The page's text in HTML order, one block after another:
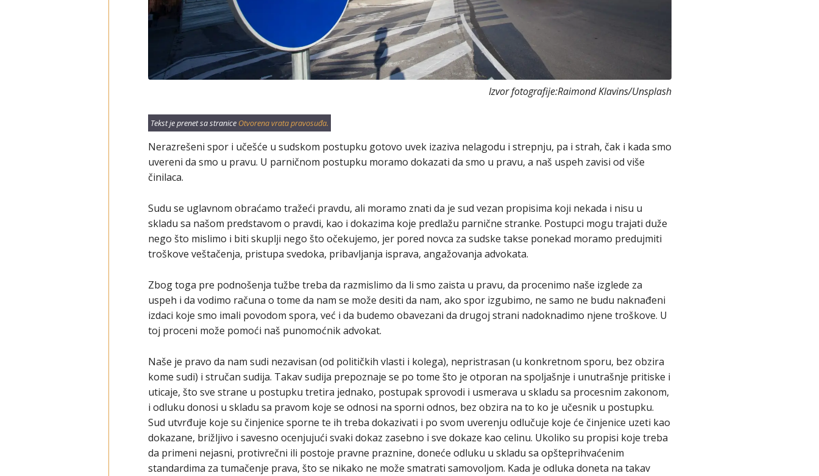
Izvor fotografije:Raimond Klavins/Unsplash
Tekst je prenet sa stranice Otvorena vrata pravosuđa.
Nerazrešeni spor i učešće u sudskom postupku gotovo uvek izaziva nelagodu i strepnju, pa i strah, čak i kada smo
uvereni da smo u pravu. U parničnom postupku moramo dokazati da smo u pravu, a naš uspeh zavisi od više
činilaca.
Sudu se uglavnom obraćamo tražeći pravdu, ali moramo znati da je sud vezan propisima koji nekada i nisu u
skladu sa našom predstavom o pravdi, kao i dokazima koje predlažu parnične stranke. Postupci mogu trajati duže
nego što mislimo i biti skuplji nego što očekujemo, jer pored novca za sudske takse ponekad moramo predujmiti
troškove veštačenja, pristupa svedoka, pribavljanja isprava, angažovanja advokata.
Zbog toga pre podnošenja tužbe treba da razmislimo da li smo zaista u pravu, da procenimo naše izglede za
uspeh i da vodimo računa o tome da nam se može desiti da nam, ako spor izgubimo, ne samo ne budu naknađeni
izdaci koje smo imali povodom spora, već i da budemo obavezani da drugoj strani nadoknadimo njene troškove. U
toj proceni može pomoći naš punomoćnik advokat.
Naše je pravo da nam sudi nezavisan (od političkih vlasti i kolega), nepristrasan (u konkretnom sporu, bez obzira
kome sudi) i stručan sudija. Takav sudija prepoznaje se po tome što je otporan na spoljašnje i unutrašnje pritiske i
uticaje, što sve strane u postupku tretira jednako, postupak sprovodi i usmerava u skladu sa procesnim zakonom,
i odluku donosi u skladu sa pravom koje se odnosi na sporni odnos, bez obzira na to ko je učesnik u postupku.
Sud utvrđuje koje su činjenice sporne te ih treba dokazivati i po svom uverenju odlučuje koje će činjenice uzeti kao
dokazane, brižljivo i savesno ocenjujući svaki dokaz zasebno i sve dokaze kao celinu. Ukoliko su propisi koje treba
da primeni nejasni, protivrečni ili postoje pravne praznine, doneće odluku u skladu sa opšteprihvaćenim
standardima za tumačenje prava, što se nikako ne može smatrati samovoljom. Kada je odluka doneta na takav